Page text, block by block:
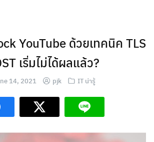
YouTube ด้วยเทคนิค TLS
เริ่มไม่ได้ผลแล้ว?
14, 2021 pjk IT น่ารู้